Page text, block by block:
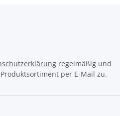
regelmäßig und
per E-Mail zu.